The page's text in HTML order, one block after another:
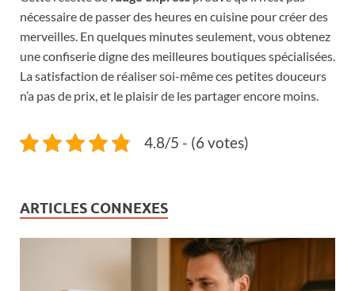
nécessaire de passer des heures en cuisine pour créer des
merveilles. En quelques minutes seulement, vous obtenez
une confiserie digne des meilleures boutiques spécialisées.
La satisfaction de réaliser soi-même ces petites douceurs
n’a pas de prix, et le plaisir de les partager encore moins.
4.8/5 - (6 votes)
ARTICLES CONNEXES